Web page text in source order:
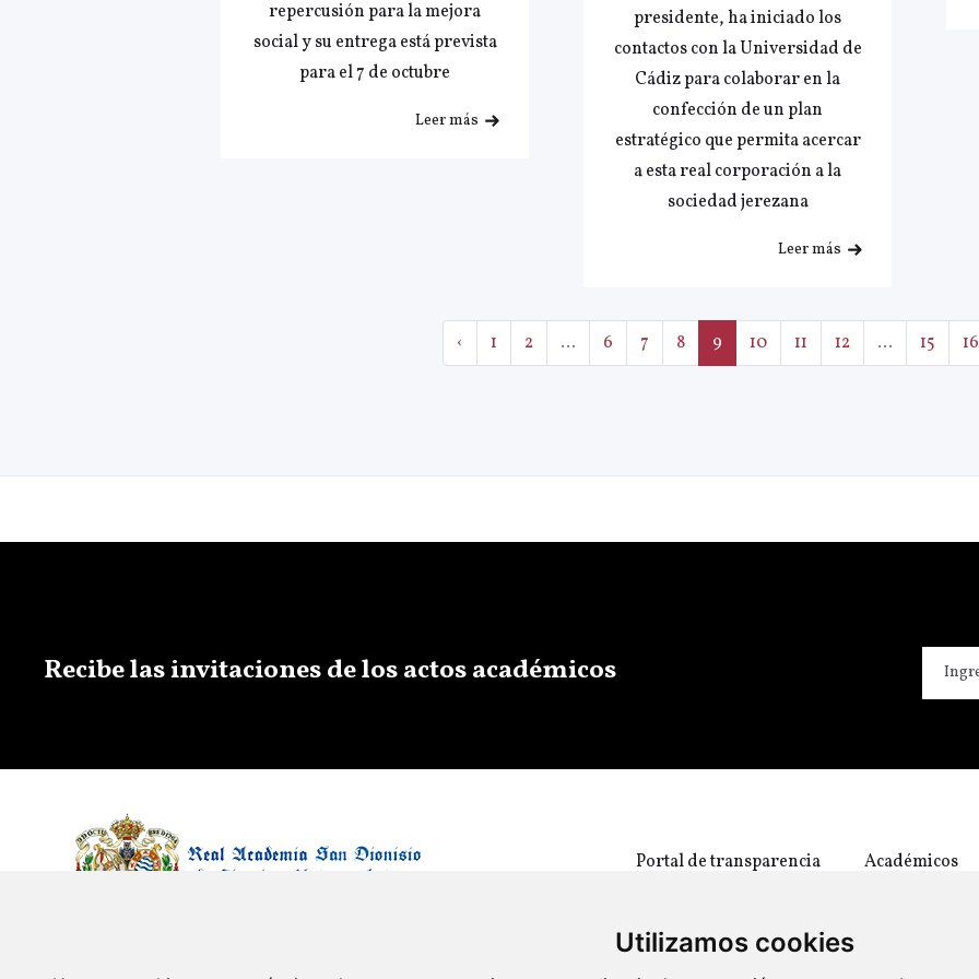
Utilizamos cookies
repercusión para la mejora
social y su entrega está prevista
para el 7 de octubre
Leer más
presidente, ha iniciado los
contactos con la Universidad de
Cádiz para colaborar en la
confección de un plan
estratégico que permita acercar
a esta real corporación a la
sociedad jerezana
Leer más
‹ 1 2 ... 6 7 8 9 10 11 12 ... 15 16
Recibe las invitaciones de los actos académicos
Portal de transparencia Académicos